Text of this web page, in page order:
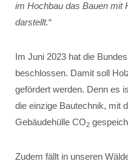
im Hochbau das Bauen mit
darstellt.“
Im Juni 2023 hat die
beschlossen. Damit soll
gefördert werden. Denn es
die einzige Bautechnik, mit
Gebäudehülle CO2
Zudem fällt in unseren